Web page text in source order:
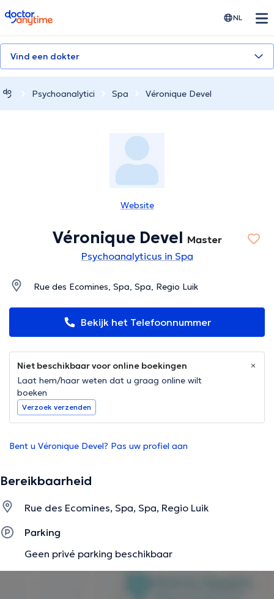
doctoranytime NL
Vind een dokter
Psychoanalytici Spa Véronique Devel
Website
Véronique Devel Master
Psychoanalyticus in Spa
Rue des Ecomines, Spa, Spa, Regio Luik
Bekijk het Telefoonnummer
Niet beschikbaar voor online boekingen
Laat hem/haar weten dat u graag online wilt
boeken
Verzoek verzenden
Bent u Véronique Devel? Pas uw profiel aan
Bereikbaarheid
Rue des Ecomines, Spa, Spa, Regio Luik
Parking
Geen privé parking beschikbaar